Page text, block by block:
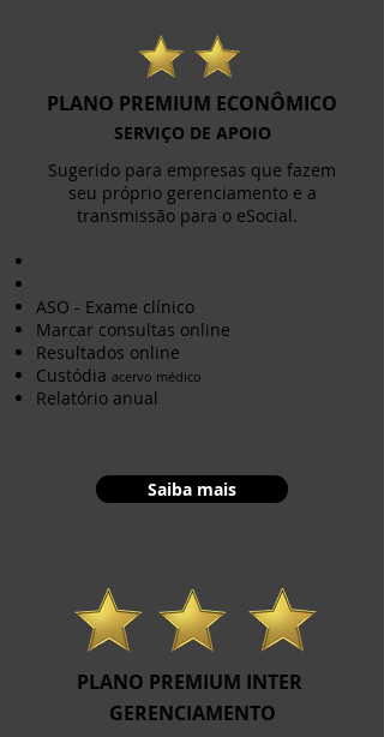
PLANO PREMIUM ECON​ÔMICO
SERVIÇO DE APOIO
Sugerido para empresas que fazem
seu próprio gerenciamento e a
transmissão para o eSocial.
ASO - Exame clínico
Marcar consultas online
Resultados online
Custódia acervo médico
Relatório anual
Saiba mais
PLANO PREMIUM INTER
GERENCIAMENTO